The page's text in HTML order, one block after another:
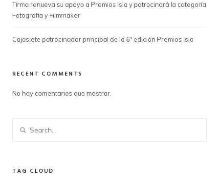
Tirma renueva su apoyo a Premios Isla y patrocinará la categoría
Fotografía y Filmmaker
Cajasiete patrocinador principal de la 6ª edición Premios Isla
RECENT COMMENTS
No hay comentarios que mostrar.
TAG CLOUD